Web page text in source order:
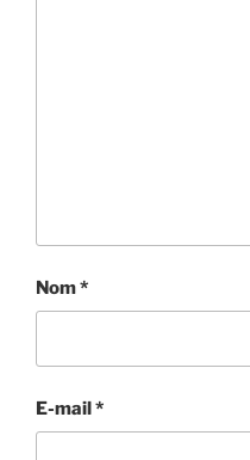
Nom*
E-mail*